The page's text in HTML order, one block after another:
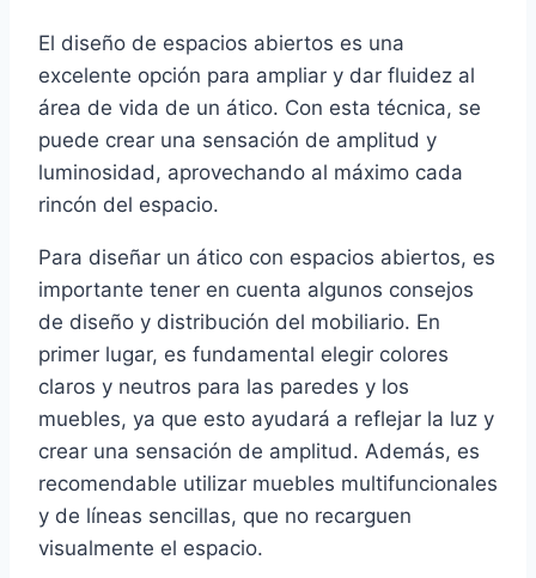
El diseño de espacios abiertos es una
excelente opción para ampliar y dar fluidez al
área de vida de un ático. Con esta técnica, se
puede crear una sensación de amplitud y
luminosidad, aprovechando al máximo cada
rincón del espacio.
Para diseñar un ático con espacios abiertos, es
importante tener en cuenta algunos consejos
de diseño y distribución del mobiliario. En
primer lugar, es fundamental elegir colores
claros y neutros para las paredes y los
muebles, ya que esto ayudará a reflejar la luz y
crear una sensación de amplitud. Además, es
recomendable utilizar muebles multifuncionales
y de líneas sencillas, que no recarguen
visualmente el espacio.